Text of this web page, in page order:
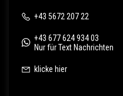
+43 5672 207 22
+43 677 624 934 03
Nur für Text Nachrichten
klicke hier